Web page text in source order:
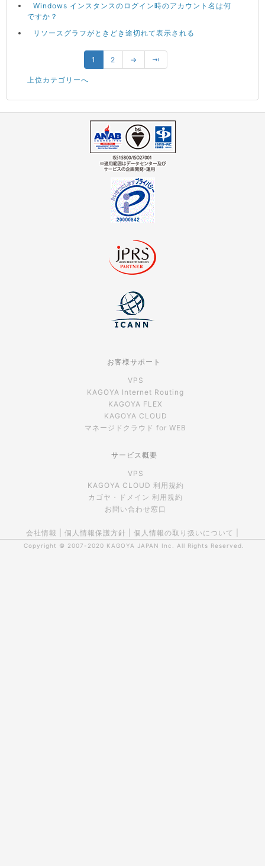
Windows インスタンスのログイン時のアカウント名は何
ですか？
リソースグラフがときどき途切れて表示される
1 2 → ⇥
上位カテゴリーへ
お客様サポート
VPS
KAGOYA Internet Routing
KAGOYA FLEX
KAGOYA CLOUD
マネージドクラウド for WEB
サービス概要
VPS
KAGOYA CLOUD 利用規約
カゴヤ・ドメイン 利用規約
お問い合わせ窓口
会社情報 個人情報保護方針 個人情報の取り扱いについて
Copyright © 2007-2020 KAGOYA JAPAN Inc. All Rights Reserved.